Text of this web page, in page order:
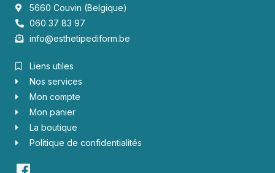
5660 Couvin (Belgique)
060 37 83 97
info@esthetipediform.be
Liens utiles
Nos services
Mon compte
Mon panier
La boutique
Politique de confidentialités